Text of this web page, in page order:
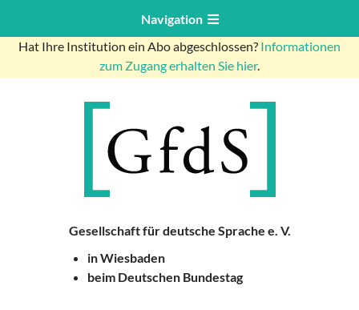
Navigation
Hat Ihre Institution ein Abo abgeschlossen? Informationen
zum Zugang erhalten Sie hier.
Gesellschaft für deutsche Sprache e. V.
in Wiesbaden
beim Deutschen Bundestag